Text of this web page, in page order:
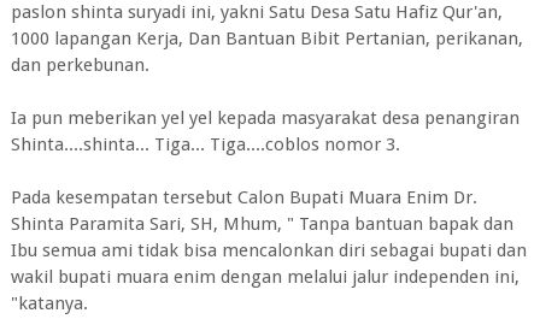
paslon shinta suryadi ini, yakni Satu Desa Satu Hafiz Qur'an,
1000 lapangan Kerja, Dan Bantuan Bibit Pertanian, perikanan,
dan perkebunan.
Ia pun meberikan yel yel kepada masyarakat desa penangiran
Shinta....shinta... Tiga... Tiga....coblos nomor 3.
Pada kesempatan tersebut Calon Bupati Muara Enim Dr.
Shinta Paramita Sari, SH, Mhum, " Tanpa bantuan bapak dan
Ibu semua ami tidak bisa mencalonkan diri sebagai bupati dan
wakil bupati muara enim dengan melalui jalur independen ini,
"katanya.